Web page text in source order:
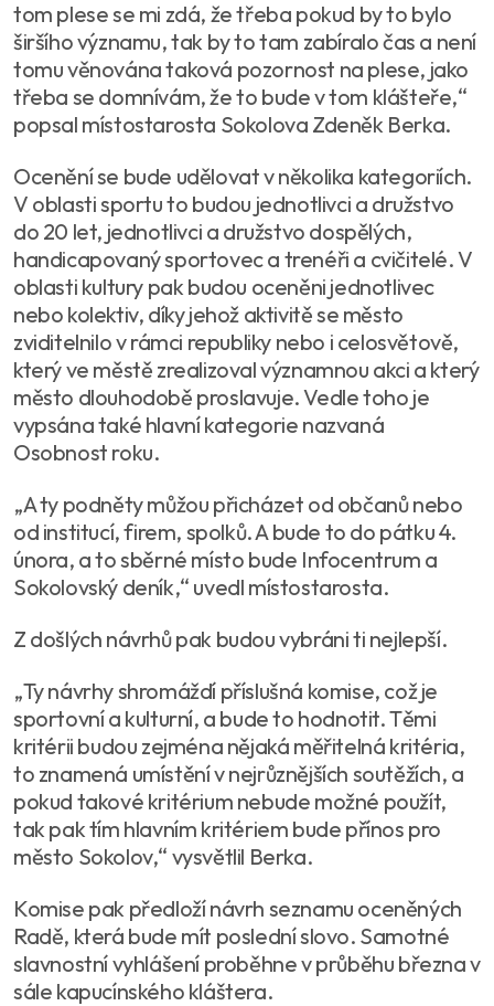
tom plese se mi zdá, že třeba pokud by to bylo
širšího významu, tak by to tam zabíralo čas a není
tomu věnována taková pozornost na plese, jako
třeba se domnívám, že to bude v tom klášteře,“
popsal místostarosta Sokolova Zdeněk Berka.
Ocenění se bude udělovat v několika kategoriích.
V oblasti sportu to budou jednotlivci a družstvo
do 20 let, jednotlivci a družstvo dospělých,
handicapovaný sportovec a trenéři a cvičitelé. V
oblasti kultury pak budou oceněni jednotlivec
nebo kolektiv, díky jehož aktivitě se město
zviditelnilo v rámci republiky nebo i celosvětově,
který ve městě zrealizoval významnou akci a který
město dlouhodobě proslavuje. Vedle toho je
vypsána také hlavní kategorie nazvaná
Osobnost roku.
„A ty podněty můžou přicházet od občanů nebo
od institucí, firem, spolků. A bude to do pátku 4.
února, a to sběrné místo bude Infocentrum a
Sokolovský deník,“ uvedl místostarosta.
Z došlých návrhů pak budou vybráni ti nejlepší.
„Ty návrhy shromáždí příslušná komise, což je
sportovní a kulturní, a bude to hodnotit. Těmi
kritérii budou zejména nějaká měřitelná kritéria,
to znamená umístění v nejrůznějších soutěžích, a
pokud takové kritérium nebude možné použít,
tak pak tím hlavním kritériem bude přínos pro
město Sokolov,“ vysvětlil Berka.
Komise pak předloží návrh seznamu oceněných
Radě, která bude mít poslední slovo. Samotné
slavnostní vyhlášení proběhne v průběhu března v
sále kapucínského kláštera.